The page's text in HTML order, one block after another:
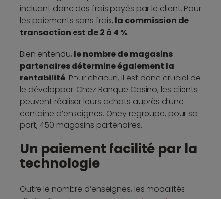
incluant donc des frais payés par le client. Pour
les paiements sans frais, la commission de
transaction est de 2 à 4 %.
Bien entendu, le nombre de magasins
partenaires détermine également la
rentabilité. Pour chacun, il est donc crucial de
le développer. Chez Banque Casino, les clients
peuvent réaliser leurs achats auprès d’une
centaine d’enseignes. Oney regroupe, pour sa
part, 450 magasins partenaires.
Un paiement facilité par la
technologie
Outre le nombre d’enseignes, les modalités